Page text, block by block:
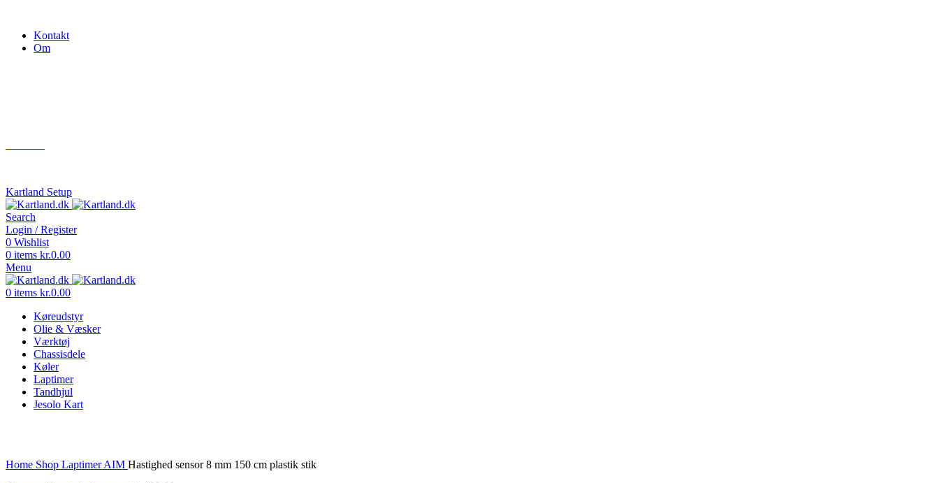
Kontakt
Om
Kartland Setup
Search
Login / Register
0 Wishlist
0 items kr.0.00
Menu
0 items kr.0.00
Køreudstyr
Olie & Væsker
Værktøj
Chassisdele
Køler
Laptimer
Tandhjul
Jesolo Kart
Home Shop LaptimerAIM Hastighed sensor 8 mm 150 cm plastik stik